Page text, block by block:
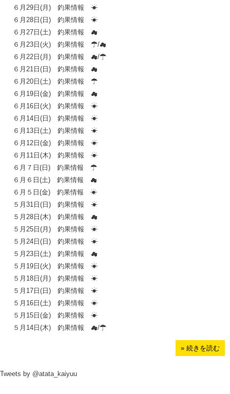
６月29日(月) 釣果情報 ☀
６月28日(日) 釣果情報 ☀
６月27日(土) 釣果情報 ☁
６月23日(火) 釣果情報 ☂/☁
６月22日(月) 釣果情報 ☁/☂
６月21日(日) 釣果情報 ☁
６月20日(土) 釣果情報 ☂
６月19日(金) 釣果情報 ☁
６月16日(火) 釣果情報 ☀
６月14日(日) 釣果情報 ☀
６月13日(土) 釣果情報 ☀
６月12日(金) 釣果情報 ☀
６月11日(木) 釣果情報 ☀
６月７日(日) 釣果情報 ☂
６月６日(土) 釣果情報 ☁
６月５日(金) 釣果情報 ☀
５月31日(日) 釣果情報 ☀
５月28日(木) 釣果情報 ☁
５月25日(月) 釣果情報 ☀
５月24日(日) 釣果情報 ☀
５月23日(土) 釣果情報 ☁
５月19日(火) 釣果情報 ☀
５月18日(月) 釣果情報 ☀
５月17日(日) 釣果情報 ☀
５月16日(土) 釣果情報 ☀
５月15日(金) 釣果情報 ☀
５月14日(木) 釣果情報 ☁/☂
» 続きを読む
Tweets by @atata_kaiyuu